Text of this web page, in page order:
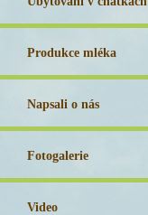
Produkce mléka
Napsali o nás
Fotogalerie
Video